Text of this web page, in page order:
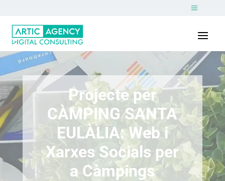
Projecte per
CÀMPING SANTA
EULÀLIA: Web i
Xarxes Socials per
a Càmpings